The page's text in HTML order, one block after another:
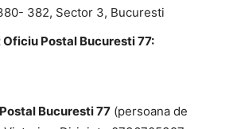
382, Sector 3, Bucuresti
Postal Bucuresti 77:
Bucuresti 77 (persoana de